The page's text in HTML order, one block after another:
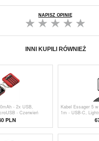
NAPISZ OPINIĘ
INNI KUPILI RÓWNIEŻ
- 2x USB,
- Czerwień
PLN
Kabel Essager 5
1m - USB-C,